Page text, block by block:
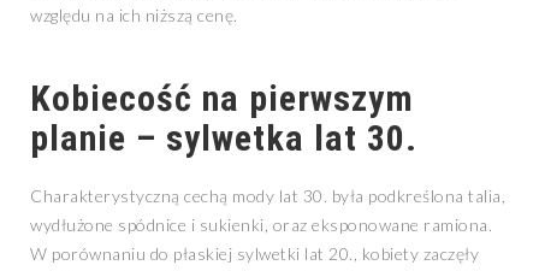
względu na ich niższą cenę.
Kobiecość na pierwszym
planie – sylwetka lat 30.
Charakterystyczną cechą mody lat 30. była podkreślona talia,
wydłużone spódnice i sukienki, oraz eksponowane ramiona.
W porównaniu do płaskiej sylwetki lat 20., kobiety zaczęły